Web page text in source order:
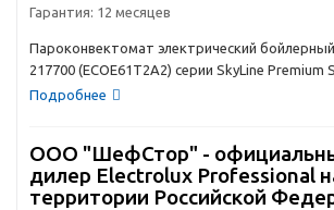
Гарантия: 12 месяцев
Пароконвектомат электрический
217700 (ECOE61T2A2) серии SkyLine Premium
Подробнее
ООО "ШефСтор" -
дилер Electrolux Professional
территории Российской